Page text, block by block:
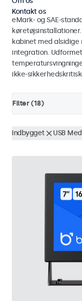
Skærme og
eMark- og SAE-
kabinet med
integration.
ikke-
Filter (18)
Indbygget USB
Kontakt os